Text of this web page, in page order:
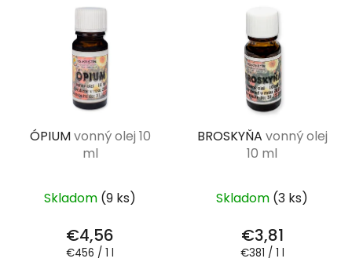
ÓPIUMvonný olej 10
ml
Skladom (9 ks)
€4,56
Jednotková
€456 / 1 l
BROSKYŇA vonný olej
10 ml
Skladom (3 ks)
€3,81
Jednotková
€381 / 1 l